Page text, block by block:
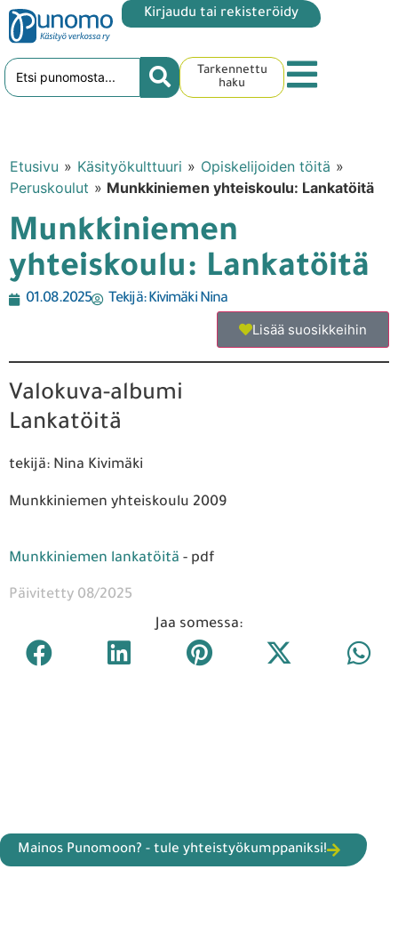
Kirjaudu tai rekisteröidy
Tarkennettu
haku
Etusivu » Käsityökulttuuri » Opiskelijoiden töitä »
Peruskoulut » Munkkiniemen yhteiskoulu: Lankatöitä
Munkkiniemen
yhteiskoulu: Lankatöitä
01.08.2025 Tekijä:Kivimäki Nina
Lisää suosikkeihin
Valokuva-albumi
Lankatöitä
tekijä: Nina Kivimäki
Munkkiniemen yhteiskoulu 2009
Munkkiniemen lankatöitä - pdf
Päivitetty 08/2025
Jaa somessa:
Mainos Punomoon? - tule yhteistyökumppaniksi!